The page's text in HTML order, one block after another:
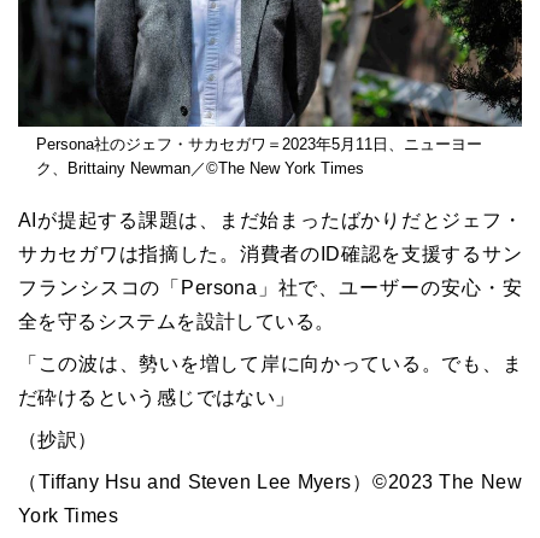
Persona社のジェフ・サカセガワ＝2023年5月11日、ニューヨー
ク、Brittainy Newman／©The New York Times
AIが提起する課題は、まだ始まったばかりだとジェフ・
サカセガワは指摘した。消費者のID確認を支援するサン
フランシスコの「Persona」社で、ユーザーの安心・安
全を守るシステムを設計している。
「この波は、勢いを増して岸に向かっている。でも、ま
だ砕けるという感じではない」
（抄訳）
（Tiffany Hsu and Steven Lee Myers）©2023 The New
York Times